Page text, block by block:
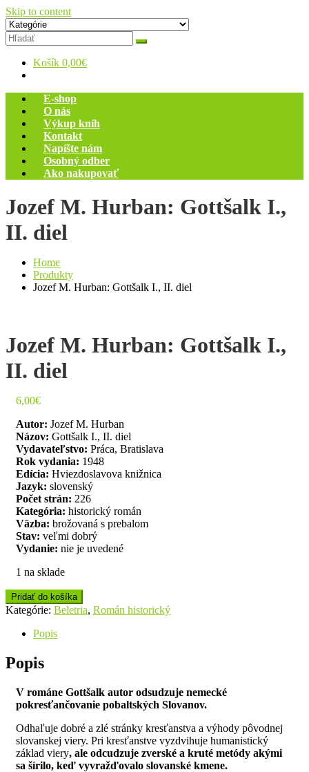
Skip to content
Zelený dom
Antikvariát
Košík 0,00€
E-shop
O nás
Výkup kníh
Kontakt
Napíšte nám
Osobný odber
Ako nakupovať
Jozef M. Hurban: Gottšalk I.,
II. diel
Home
Produkty
Jozef M. Hurban: Gottšalk I., II. diel
Jozef M. Hurban: Gottšalk I.,
II. diel
6,00€
Autor: Jozef M. Hurban
Názov: Gottšalk I., II. diel
Vydavateľstvo: Práca, Bratislava
Rok vydania: 1948
Edícia: Hviezdoslavova knižnica
Jazyk: slovenský
Počet strán: 226
Kategória: historický román
Väzba: brožovaná s prebalom
Stav: veľmi dobrý
Vydanie: nie je uvedené
1 na sklade
Pridať do košíka
Kategórie: Beletria, Román historický
Popis
Popis
V románe Gottšalk autor odsudzuje nemecké
pokresťančovanie pobaltských Slovanov.
Odhaľuje dobré a zlé stránky kresťanstva a výhody pôvodnej
slovanskej viery. Pri kresťanstve vyzdvihuje humanistický
základ viery, ale odcudzuje zverské a kruté metódy akými
sa šírilo, keď vyvražďovalo slovanské kmene.